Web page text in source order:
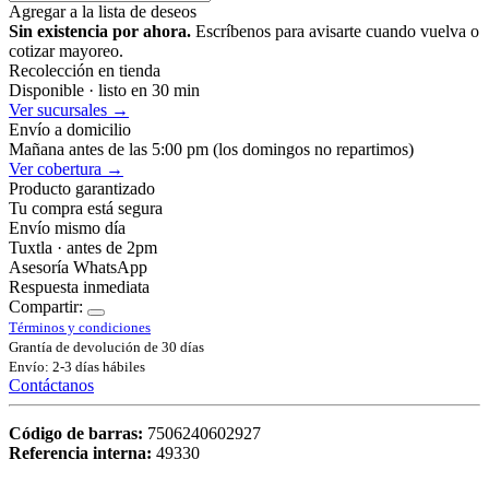
Agregar a la lista de deseos
Sin existencia por ahora. Escríbenos para avisarte cuando vuelva o
cotizar mayoreo.
Recolección en tienda
Disponible · listo en 30 min
Ver sucursales →
Envío a domicilio
Mañana antes de las 5:00 pm (los domingos no repartimos)
Ver cobertura →
Producto garantizado
Tu compra está segura
Envío mismo día
Tuxtla · antes de 2pm
Asesoría WhatsApp
Respuesta inmediata
Compartir:
Términos y condiciones
Grantía de devolución de 30 días
Envío: 2-3 días hábiles
Contáctanos
Código de barras: 7506240602927
Referencia interna: 49330